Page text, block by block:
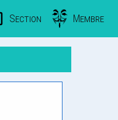
Section Membre